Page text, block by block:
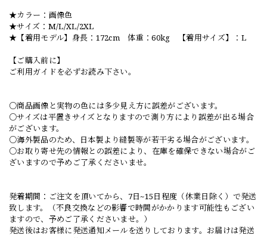
★カラー：画像色
★サイズ：M/L/XL/2XL
★【着用モデル】身長：172cm 体重：60kg 【着用サイズ】：L
【ご購入前に】
ご利用ガイドを必ずお読み下さい。
○商品画像と実物の色には多少見え方に誤差がございます。
○サイズは平置きサイズとなりますので測り方により誤差が出る場合
がございます。
○海外製品のため、日本製より縫製等が若干劣る場合がございます。
○お取り寄せ先の情報との誤差により、在庫を確保できない場合がご
ざいますので予めご了承くださいませ。
発着期間：ご注文を頂いてから、7日~15日程度（休業日除く）で発送
致します。（不良交換などの影響で時間がかかります可能性もござい
ますので、予めご了承くださいませ。）
発送後はお客様に発送通知メールを送りしております。お届けは発送